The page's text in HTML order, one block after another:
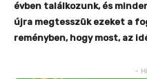
évben találkozunk, és
újra megtesszük ezeket a
reményben, hogy most, az
-